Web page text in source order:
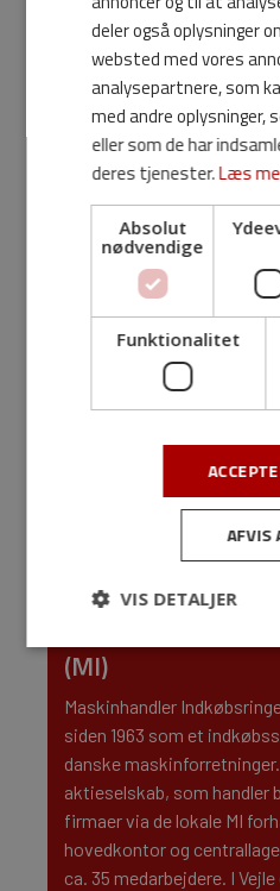
får den bedste oplevelse.
Introduktion og undervisning
gennemført af extri:co på
medarbejderne deltog i hold
Udbytte:
Med den nye Flexfone-
Indkøbsringen fået smidig,
telefoni til en
Medarbejderne har samtidig
i kraft af en fælles
af profiler som Fri, På
Løsningen tilbyder
velkomsthilsen,
(MI)
Maskinhandler
siden 1963 som et
danske maskinforretninger.
aktieselskab, som handler
firmaer via de lokale MI
hovedkontor og
ca. 35 medarbejdere. I
deler også oplysninger
websted med vores
analysepartnere, som
med andre oplysninger,
eller som de har
deres tjenester.Læs
Absolut
nødvendige
Funktionalitet
AFVIS
VIS DETALJER